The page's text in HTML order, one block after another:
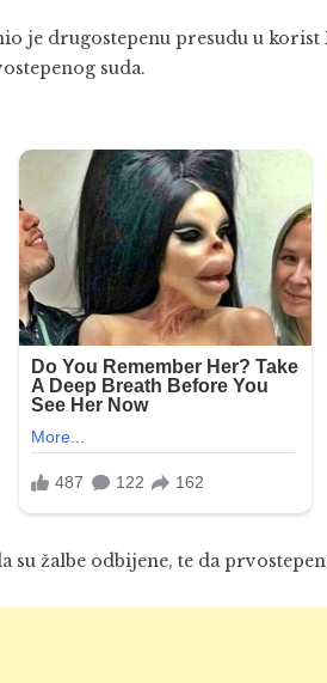
je drugostepenu presudu u korist
suda.
su žalbe odbijene, te da